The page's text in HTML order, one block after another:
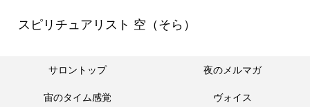
スピリチュアリスト 空（そら）
サロントップ 夜のメルマガ
宙のタイム感覚 ヴォイス